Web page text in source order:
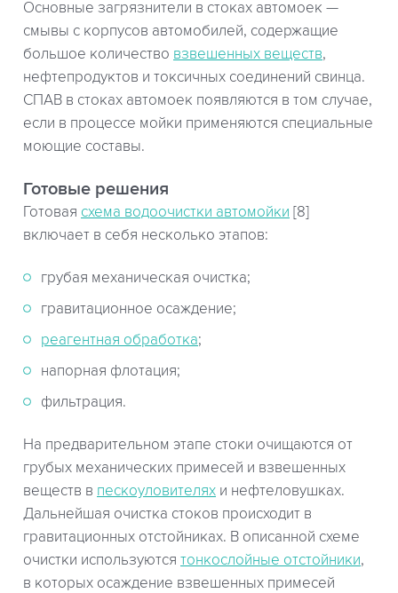
Основные загрязнители в стоках автомоек —
смывы с корпусов автомобилей, содержащие
большое количество взвешенных веществ,
нефтепродуктов и токсичных соединений свинца.
СПАВ в стоках автомоек появляются в том случае,
если в процессе мойки применяются специальные
моющие составы.
Готовые решения
Готовая схема водоочистки автомойки [8]
включает в себя несколько этапов:
грубая механическая очистка;
гравитационное осаждение;
реагентная обработка;
напорная флотация;
фильтрация.
На предварительном этапе стоки очищаются от
грубых механических примесей и взвешенных
веществ в пескоуловителях и нефтеловушках.
Дальнейшая очистка стоков происходит в
гравитационных отстойниках. В описанной схеме
очистки используются тонкослойные отстойники,
в которых осаждение взвешенных примесей